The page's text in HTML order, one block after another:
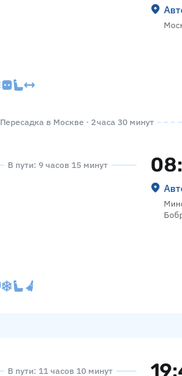
Пересадка в Москве · 2 часа 30 минут
В пути: 9 часов 15 минут
В пути: 11 часов 10 минут